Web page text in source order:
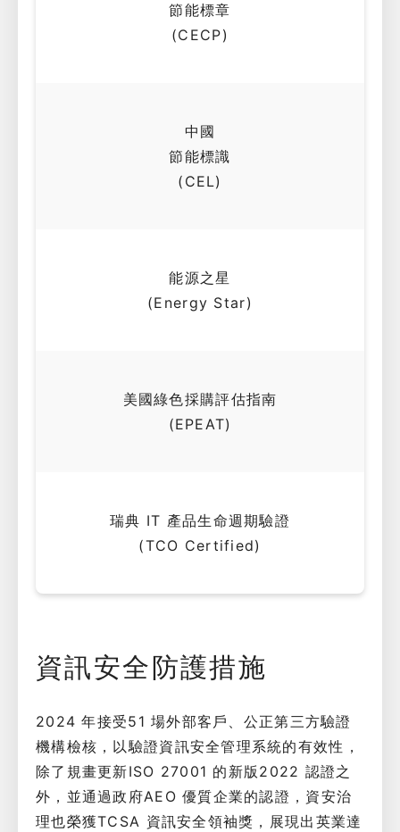
節能標章
(CECP)
中國
節能標識
(CEL)
能源之星
(Energy Star)
美國綠色採購評估指南
(EPEAT)
瑞典 IT 產品生命週期驗證
(TCO Certified)
資訊安全防護措施
2024 年接受51 場外部客戶、公正第三方驗證
機構檢核，以驗證資訊安全管理系統的有效性，
除了規畫更新ISO 27001 的新版2022 認證之
外，並通過政府AEO 優質企業的認證，資安治
理也榮獲TCSA 資訊安全領袖獎，展現出英業達